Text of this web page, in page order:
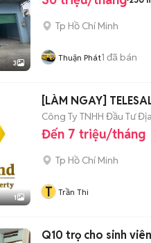
3
Tp Hồ Chí Minh
Thuận Phát1 đã bán
1
Công Ty TNHH Đầu Tư
Đến 7 triệu/tháng
Tp Hồ Chí Minh
T Trần Thi
Q10 trọ cho sinh